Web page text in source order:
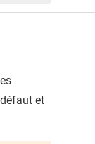
et